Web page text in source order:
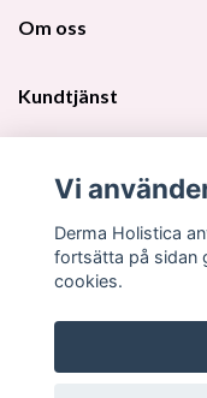
Om oss
Kundtjänst
Sociala medier
Vi
Derma Holistica
fortsätta på sidan
cookies.